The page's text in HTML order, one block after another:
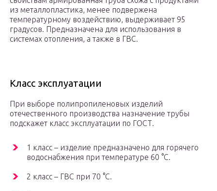
из металлопластика, менее подвержена
температурному воздействию, выдерживает 95
градусов. Предназначена для использования в
системах отопления, а также в ГВС.
Класс эксплуатации
При выборе полипропиленовых изделий
отечественного производства назначение трубы
подскажет класс эксплуатации по ГОСТ.
1 класс – изделие предназначено для горячего
водоснабжения при температуре 60 °С.
2 класс – ГВС при 70 °С.